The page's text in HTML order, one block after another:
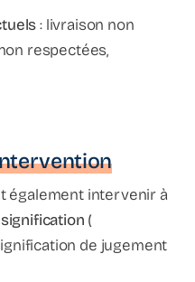
: livraison non
respectées,
également intervenir à
signification (
de jugement